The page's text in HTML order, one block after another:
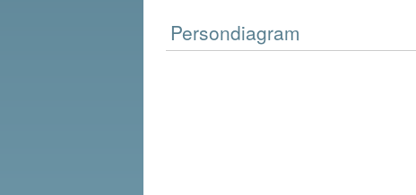
Persondiagram